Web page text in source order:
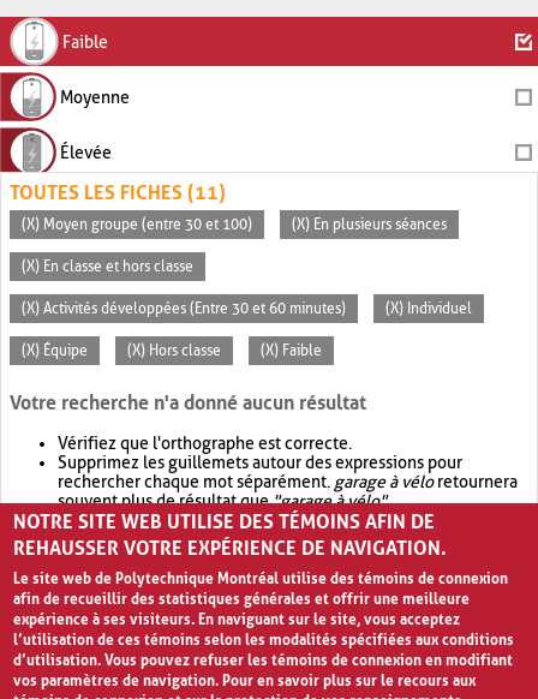
Faible
Moyenne
Élevée
TOUTES LES FICHES (11)
(X) Moyen groupe (entre 30 et 100) (X) En plusieurs séances
(X) En classe et hors classe
(X) Activités développées (Entre 30 et 60 minutes) (X) Individuel
(X) Équipe (X) Hors classe (X) Faible
Votre recherche n'a donné aucun résultat
Vérifiez que l'orthographe est correcte.
Supprimez les guillemets autour des expressions pour
rechercher chaque mot séparément. garage à véloretournera
souvent plus de résultat que"garage à vélo".
Envisagez d'élargir votre recherche avec OR.garage OR vélo
retournera souvent plus de résultat quegarage à vélo
NOTRE SITE WEB UTILISE DES TÉMOINS AFIN DE
REHAUSSER VOTRE EXPÉRIENCE DE NAVIGATION.
Le site web de Polytechnique Montréal utilise des témoins de connexion
afin de recueillir des statistiques générales et offrir une meilleure
expérience à ses visiteurs. En naviguant sur le site, vous acceptez
l’utilisation de ces témoins selon les modalités spécifiées aux conditions
d’utilisation. Vous pouvez refuser les témoins de connexion en modifiant
vos paramètres de navigation. Pour en savoir plus sur le recours aux